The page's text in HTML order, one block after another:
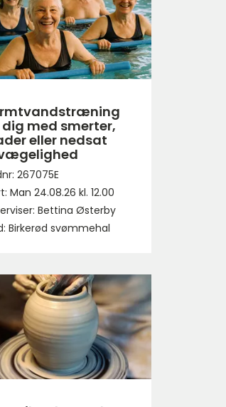
med smerter,
eller nedsat
267075E
Man 24.08.26 kl. 12.00
Bettina Østerby
Birkerød svømmehal